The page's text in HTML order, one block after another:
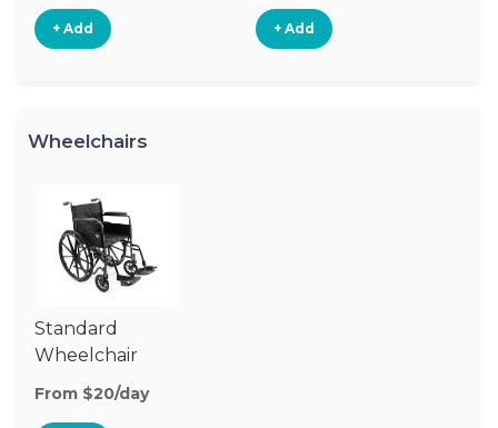
+ Add + Add
Wheelchairs
Standard
Wheelchair
From $20/day